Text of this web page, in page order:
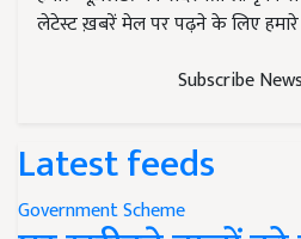
लेटेस्ट ख़बरें मेल पर पढ़ने के लिए
Subscribe
Latest feeds
Government Scheme